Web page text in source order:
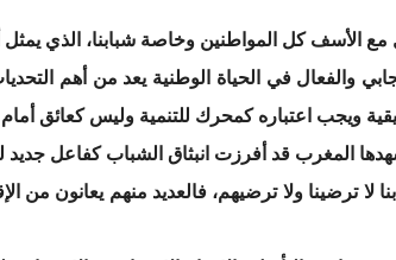
الأسف كل المواطنين وخاصة شبابنا، الذي
المغرب قد أفرزت انبثاق الشباب كفاعل جديد
لا ترضينا ولا ترضيهم، فالعديد منهم يعانون